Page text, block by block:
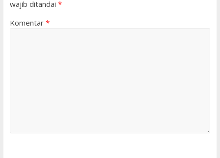
wajib ditandai *
Komentar *